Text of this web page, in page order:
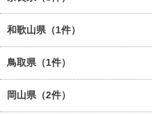
和歌山県（1件）
鳥取県（1件）
岡山県（2件）